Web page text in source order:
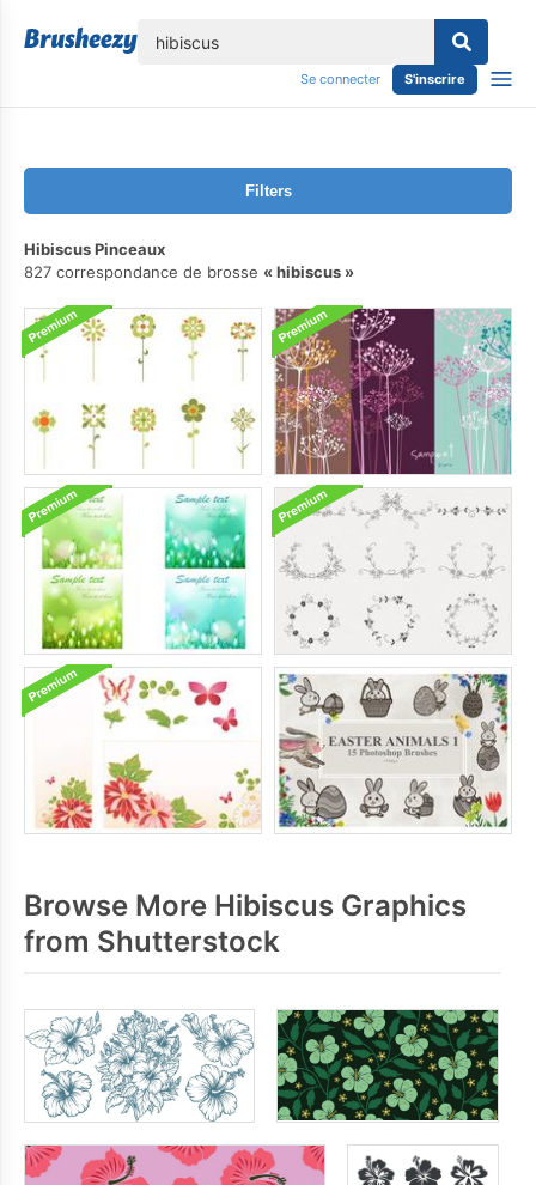
Se connecter S'inscrire
Filters
Hibiscus Pinceaux
827 correspondance de brosse
hibiscus
Browse More Hibiscus Graphics
from Shutterstock